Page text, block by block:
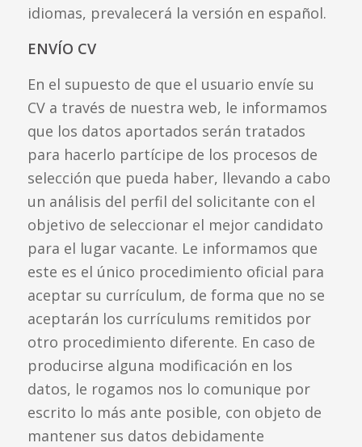
idiomas, prevalecerá la versión en español.
ENVÍO CV
En el supuesto de que el usuario envíe su
CV a través de nuestra web, le informamos
que los datos aportados serán tratados
para hacerlo partícipe de los procesos de
selección que pueda haber, llevando a cabo
un análisis del perfil del solicitante con el
objetivo de seleccionar el mejor candidato
para el lugar vacante. Le informamos que
este es el único procedimiento oficial para
aceptar su currículum, de forma que no se
aceptarán los currículums remitidos por
otro procedimiento diferente. En caso de
producirse alguna modificación en los
datos, le rogamos nos lo comunique por
escrito lo más ante posible, con objeto de
mantener sus datos debidamente